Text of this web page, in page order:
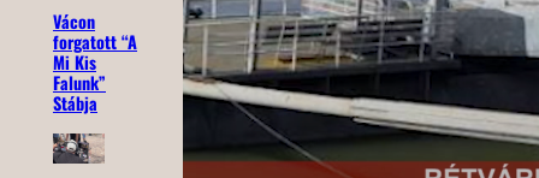
Vácon
forgatott “A
Mi Kis
Falunk”
Stábja